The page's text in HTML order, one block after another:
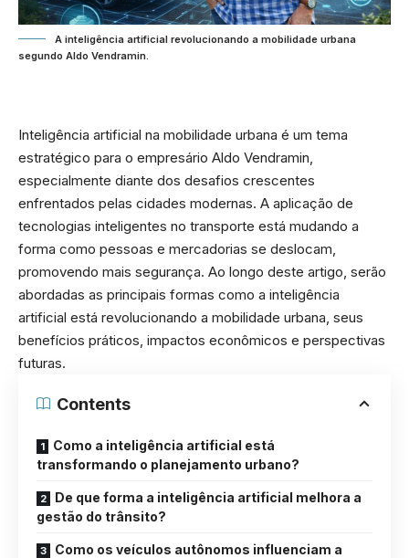
A inteligência artificial revolucionando a mobilidade urbana
segundo Aldo Vendramin.
Inteligência artificial na mobilidade urbana é um tema
estratégico para o empresário Aldo Vendramin,
especialmente diante dos desafios crescentes
enfrentados pelas cidades modernas. A aplicação de
tecnologias inteligentes no transporte está mudando a
forma como pessoas e mercadorias se deslocam,
promovendo mais segurança. Ao longo deste artigo, serão
abordadas as principais formas como a inteligência
artificial está revolucionando a mobilidade urbana, seus
benefícios práticos, impactos econômicos e perspectivas
futuras.
Contents
Como a inteligência artificial está
transformando o planejamento urbano?
De que forma a inteligência artificial melhora a
gestão do trânsito?
Como os veículos autônomos influenciam a